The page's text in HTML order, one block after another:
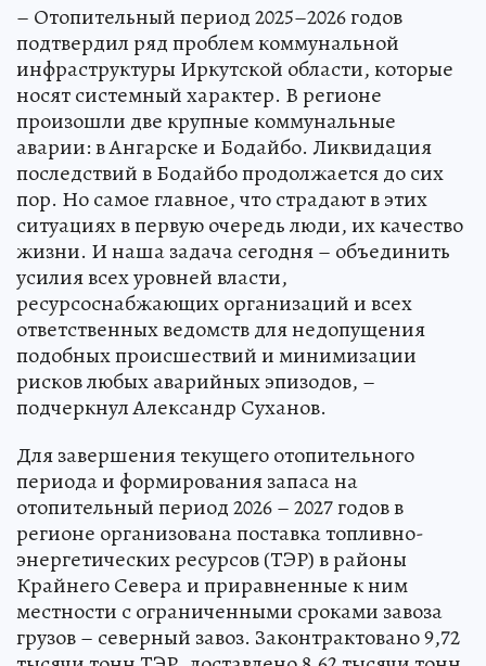
– Отопительный период 2025–2026 годов
подтвердил ряд проблем коммунальной
инфраструктуры Иркутской области, которые
носят системный характер. В регионе
произошли две крупные коммунальные
аварии: в Ангарске и Бодайбо. Ликвидация
последствий в Бодайбо продолжается до сих
пор. Но самое главное, что страдают в этих
ситуациях в первую очередь люди, их качество
жизни. И наша задача сегодня – объединить
усилия всех уровней власти,
ресурсоснабжающих организаций и всех
ответственных ведомств для недопущения
подобных происшествий и минимизации
рисков любых аварийных эпизодов, –
подчеркнул Александр Суханов.
Для завершения текущего отопительного
периода и формирования запаса на
отопительный период 2026 – 2027 годов в
регионе организована поставка топливно-
энергетических ресурсов (ТЭР) в районы
Крайнего Севера и приравненные к ним
местности с ограниченными сроками завоза
грузов – северный завоз. Законтрактовано 9,72